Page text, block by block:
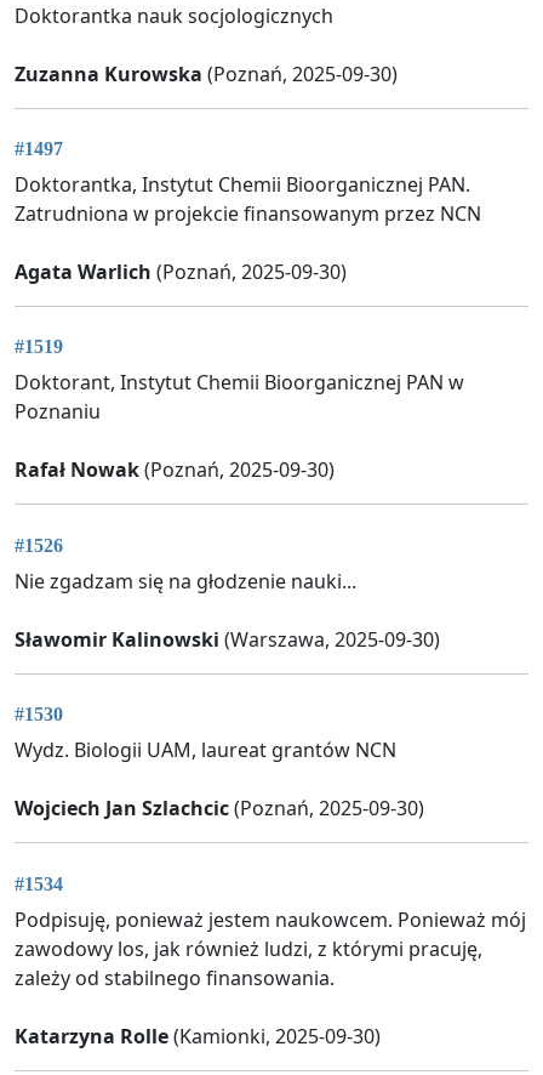
Doktorantka nauk socjologicznych
Zuzanna Kurowska (Poznań, 2025-09-30)
#1497
Doktorantka, Instytut Chemii Bioorganicznej PAN.
Zatrudniona w projekcie finansowanym przez NCN
Agata Warlich (Poznań, 2025-09-30)
#1519
Doktorant, Instytut Chemii Bioorganicznej PAN w
Poznaniu
Rafał Nowak(Poznań, 2025-09-30)
#1526
Nie zgadzam się na głodzenie nauki...
Sławomir Kalinowski (Warszawa, 2025-09-30)
#1530
Wydz. Biologii UAM, laureat grantów NCN
Wojciech Jan Szlachcic(Poznań, 2025-09-30)
#1534
Podpisuję, ponieważ jestem naukowcem. Ponieważ mój
zawodowy los, jak również ludzi, z którymi pracuję,
zależy od stabilnego finansowania.
Katarzyna Rolle(Kamionki, 2025-09-30)